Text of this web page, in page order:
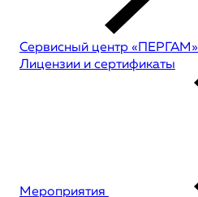
Сервисный центр «ПЕРГАМ»
Лицензии и сертификаты
Мероприятия